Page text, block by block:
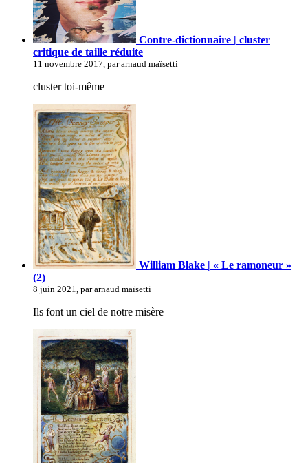
Contre-dictionnaire | cluster
critique de taille réduite
11 novembre 2017, par arnaud maïsetti
cluster toi-même
William Blake | « Le ramoneur »
(2)
8 juin 2021, par arnaud maïsetti
Ils font un ciel de notre misère